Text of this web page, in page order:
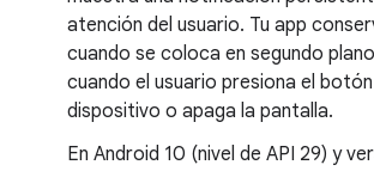
atención del usuario. Tu app
cuando se coloca en segundo
cuando el usuario presiona el botón
dispositivo o apaga la pantalla.
En Android 10 (nivel de API 29) y